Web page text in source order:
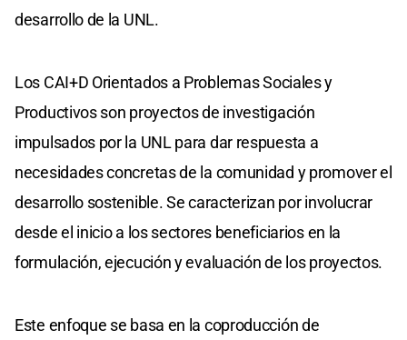
desarrollo de la UNL.
Los CAI+D Orientados a Problemas Sociales y
Productivos son proyectos de investigación
impulsados por la UNL para dar respuesta a
necesidades concretas de la comunidad y promover el
desarrollo sostenible. Se caracterizan por involucrar
desde el inicio a los sectores beneficiarios en la
formulación, ejecución y evaluación de los proyectos.
Este enfoque se basa en la coproducción de